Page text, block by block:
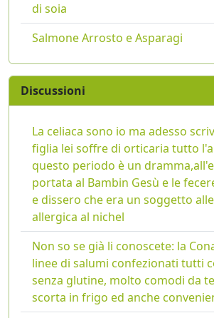
di soia
Salmone Arrosto e Asparagi
Discussioni
La celiaca sono io ma adesso
figlia lei soffre di orticaria tutto
questo periodo è un
portata al Bambin Gesù e le
e dissero che era un soggetto
allergica al nichel
Non so se già li conoscete: la
linee di salumi confezionati tutti
senza glutine, molto comodi da
scorta in frigo ed anche